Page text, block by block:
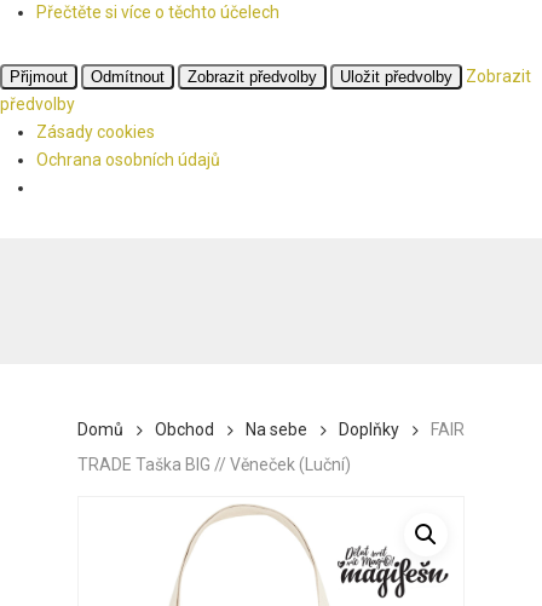
Přečtěte si více o těchto účelech
Přijmout Odmítnout Zobrazit předvolby Uložit předvolby
Zobrazit
předvolby
Zásady cookies
Ochrana osobních údajů
Domů Obchod Na sebe Doplňky
FAIR
TRADE Taška BIG // Věneček (Luční)